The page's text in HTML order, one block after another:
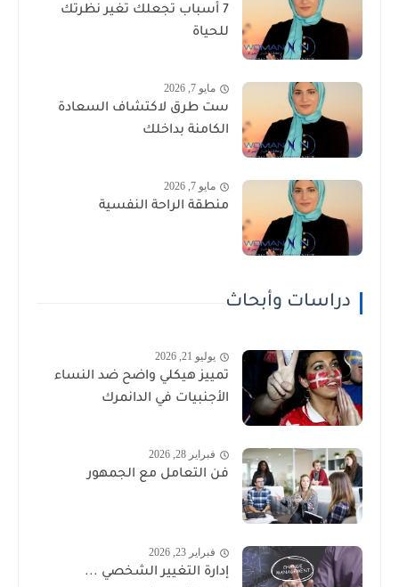
7 أسباب تجعلك تغير نظرتك
للحياة
مايو 7, 2026
ست طرق لاكتشاف السعادة
الكامنة بداخلك
مايو 7, 2026
منطقة الراحة النفسية
دراسات وأبحاث
يوليو 21, 2026
تمييز هيكلي واضح ضد النساء
الأجنبيات في الدانمرك
فبراير 28, 2026
فن التعامل مع الجمهور
فبراير 23, 2026
إدارة التغيير الشخصي ...